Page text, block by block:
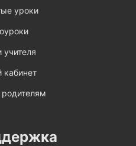
уроки
учителя
кабинет